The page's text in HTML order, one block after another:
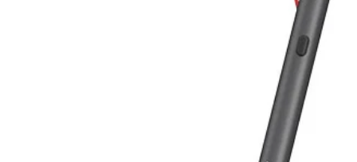
Materiale: PVC morbido con